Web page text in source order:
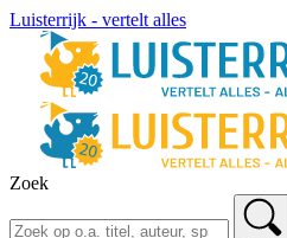
Luisterrijk - vertelt alles
Zoek